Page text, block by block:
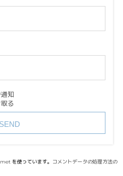
知
る
を使っています。 コメントデータの処理方法の